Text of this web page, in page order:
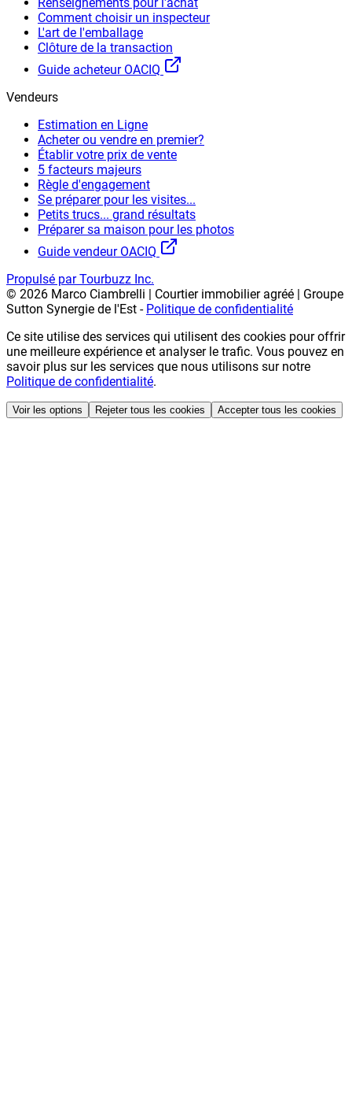
Comment choisir un inspecteur
L'art de l'emballage
Clôture de la transaction
Guide acheteur OACIQ
Vendeurs
Estimation en Ligne
Acheter ou vendre en premier?
Établir votre prix de vente
5 facteurs majeurs
Règle d'engagement
Se préparer pour les visites...
Petits trucs... grand résultats
Préparer sa maison pour les photos
Guide vendeur OACIQ
Propulsé par Tourbuzz Inc.
© 2026 Marco Ciambrelli | Courtier immobilier agréé | Groupe
Sutton Synergie de l'Est - Politique de confidentialité
Ce site utilise des services qui utilisent des cookies pour offrir
une meilleure expérience et analyser le trafic. Vous pouvez en
savoir plus sur les services que nous utilisons sur notre
Politique de confidentialité.
Voir les options Rejeter tous les cookies Accepter tous les cookies